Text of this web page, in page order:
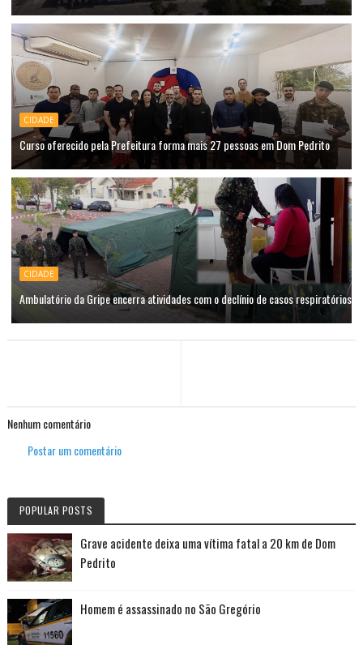
CIDADE
Curso oferecido pela Prefeitura forma mais 27 pessoas em Dom Pedrito
CIDADE
Ambulatório da Gripe encerra atividades com o declínio de casos respiratórios
Nenhum comentário
Postar um comentário
POPULAR POSTS
Grave acidente deixa uma vítima fatal a 20 km de Dom
Pedrito
Homem é assassinado no São Gregório